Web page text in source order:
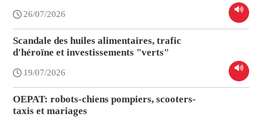
26/07/2026
Scandale des huiles alimentaires, trafic
d'héroïne et investissements "verts"
19/07/2026
OEPAT: robots-chiens pompiers, scooters-
taxis et mariages